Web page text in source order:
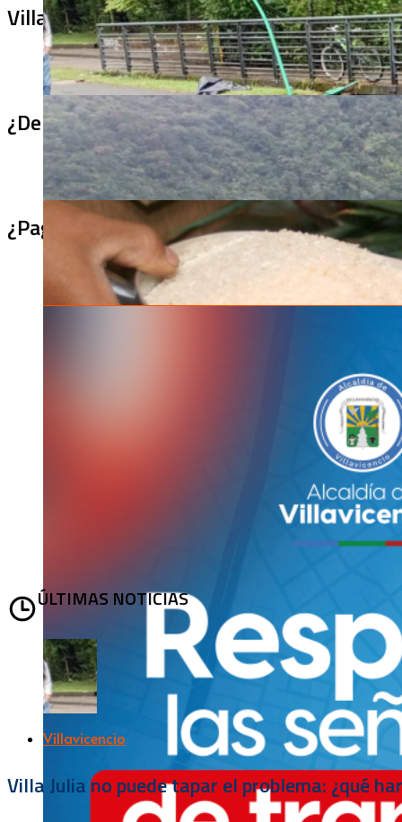
Villa Julia no puede tapar el problema:
¿De qué sirve un puente terminado si no
¿Pagaron menos de lo permitido por el
ÚLTIMAS NOTICIAS
Villavicencio
Villa Julia no puede tapar el problema: ¿qué